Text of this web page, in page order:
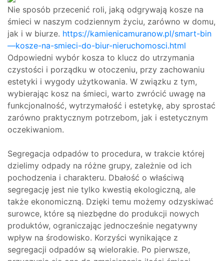
Nie sposób przecenić roli, jaką odgrywają kosze na
śmieci w naszym codziennym życiu, zarówno w domu,
jak i w biurze. https://kamienicamuranow.pl/smart-bin
—kosze-na-smieci-do-biur-nieruchomosci.html
Odpowiedni wybór kosza to klucz do utrzymania
czystości i porządku w otoczeniu, przy zachowaniu
estetyki i wygody użytkowania. W związku z tym,
wybierając kosz na śmieci, warto zwrócić uwagę na
funkcjonalność, wytrzymałość i estetykę, aby sprostać
zarówno praktycznym potrzebom, jak i estetycznym
oczekiwaniom.
Segregacja odpadów to procedura, w trakcie której
dzielimy odpady na różne grupy, zależnie od ich
pochodzenia i charakteru. Dbałość o właściwą
segregację jest nie tylko kwestią ekologiczną, ale
także ekonomiczną. Dzięki temu możemy odzyskiwać
surowce, które są niezbędne do produkcji nowych
produktów, ograniczając jednocześnie negatywny
wpływ na środowisko. Korzyści wynikające z
segregacji odpadów są wielorakie. Po pierwsze,